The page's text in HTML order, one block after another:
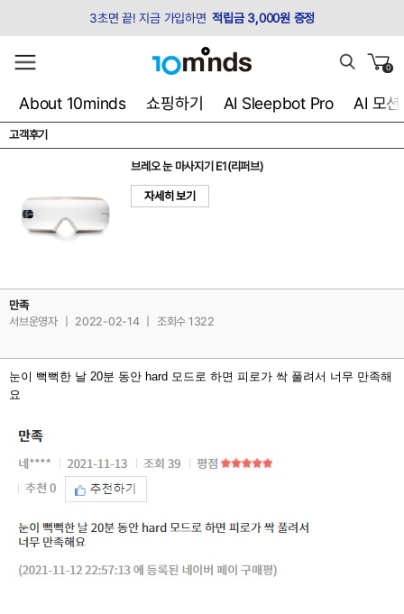
3초면 끝! 지금 가입하면 적립금 3,000원 증정
0
About 10minds 쇼핑하기 AI Sleepbot Pro AI 모션
고객후기
브레오 눈 마사지기 E1(리퍼브)
자세히 보기
만족
서브운영자
2022-02-14 조회수 1322
눈이 뻑뻑한 날 20분 동안 hard 모드로 하면 피로가 싹 풀려서 너무 만족해
요